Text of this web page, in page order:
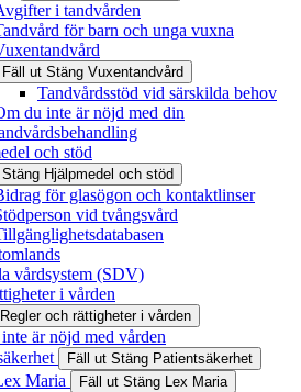
i tandvården
för barn och unga vuxna
Fäll ut Stäng Vuxentandvård
Tandvårdsstöd vid särskilda behov
du inte är nöjd med din
och stöd
Stäng Hjälpmedel och stöd
för glasögon och kontaktlinser
vid tvångsvård
vårdsystem (SDV)
i vården
Regler och rättigheter i vården
är nöjd med vården
Fäll ut Stäng Patientsäkerhet
Maria Fäll ut Stäng Lex Maria